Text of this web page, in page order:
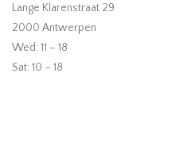
Lange Klarenstraat 29
2000 Antwerpen
Wed: 11 – 18
Sat: 10 – 18